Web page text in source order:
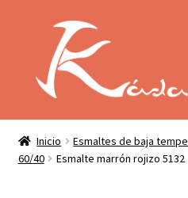
navegación
contenido
INICIO
QUIENES SOMOS
Inicio Esmaltes de baja
60/40
Esmalte marrón rojizo 5132